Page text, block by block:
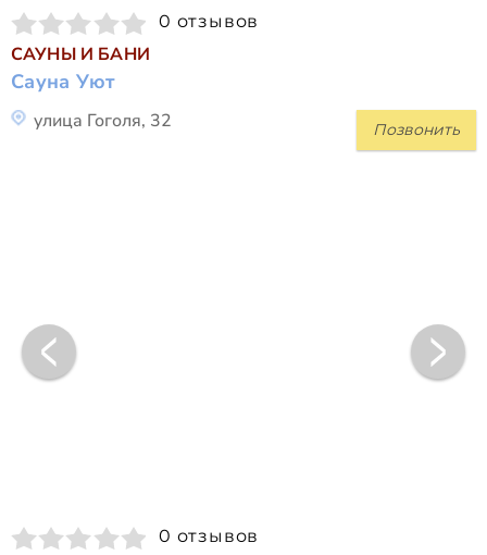
0 отзывов
САУНЫ И БАНИ
Сауна Уют
Позвонить
улица Гоголя, 32
0 отзывов